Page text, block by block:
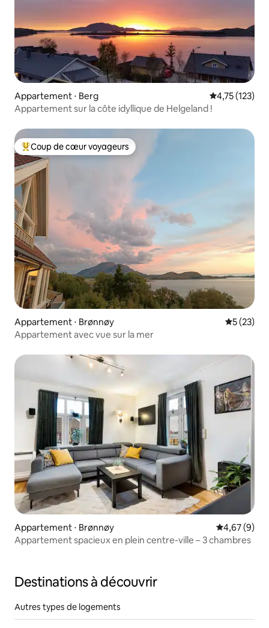
Appartement ⋅ Berg Évaluation
4,75 (123)
Appartement sur la côte idyllique de Helgeland !
Coups de cœur voyageurs les plus appréciés
Coup de cœur voyageurs
Appartement ⋅ Brønnøy
5 (23)
Appartement avec vue sur la mer
Appartement ⋅ Brønnøy Évaluation
4,67 (9)
Appartement spacieux en plein centre-ville – 3 chambres
Destinations à découvrir
Autres types de logements